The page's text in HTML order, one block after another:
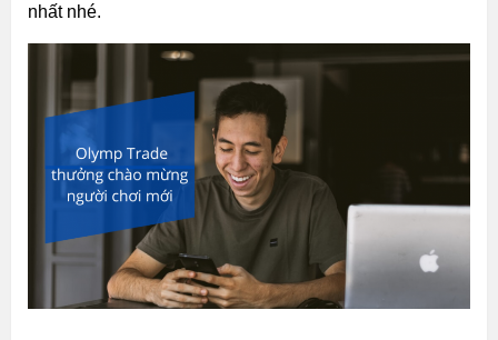
nhất nhé.